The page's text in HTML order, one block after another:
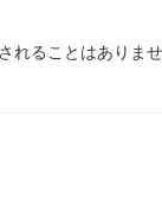
れることはありませ